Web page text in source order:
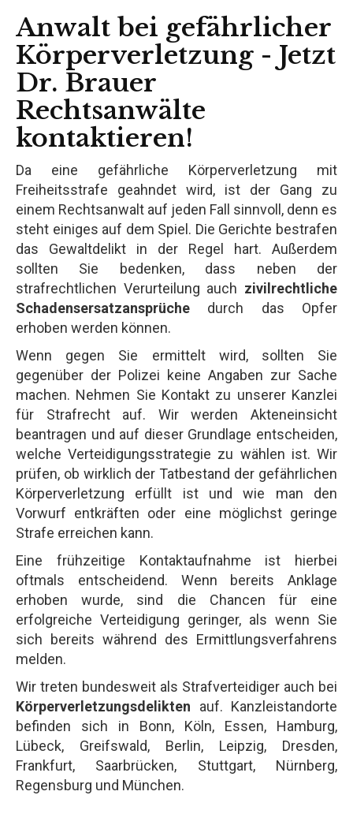
Anwalt bei gefährlicher
Körperverletzung - Jetzt
Dr. Brauer
Rechtsanwälte
kontaktieren!
Da eine gefährliche Körperverletzung mit
Freiheitsstrafe geahndet wird, ist der Gang zu
einem Rechtsanwalt auf jeden Fall sinnvoll, denn es
steht einiges auf dem Spiel. Die Gerichte bestrafen
das Gewaltdelikt in der Regel hart. Außerdem
sollten Sie bedenken, dass neben der
strafrechtlichen Verurteilung auch zivilrechtliche
Schadensersatzansprüche durch das Opfer
erhoben werden können.
Wenn gegen Sie ermittelt wird, sollten Sie
gegenüber der Polizei keine Angaben zur Sache
machen. Nehmen Sie Kontakt zu unserer Kanzlei
für Strafrecht auf. Wir werden Akteneinsicht
beantragen und auf dieser Grundlage entscheiden,
welche Verteidigungsstrategie zu wählen ist. Wir
prüfen, ob wirklich der Tatbestand der gefährlichen
Körperverletzung erfüllt ist und wie man den
Vorwurf entkräften oder eine möglichst geringe
Strafe erreichen kann.
Eine frühzeitige Kontaktaufnahme ist hierbei
oftmals entscheidend. Wenn bereits Anklage
erhoben wurde, sind die Chancen für eine
erfolgreiche Verteidigung geringer, als wenn Sie
sich bereits während des Ermittlungsverfahrens
melden.
Wir treten bundesweit als Strafverteidiger auch bei
Körperverletzungsdelikten auf. Kanzleistandorte
befinden sich in Bonn, Köln, Essen, Hamburg,
Lübeck, Greifswald, Berlin, Leipzig, Dresden,
Frankfurt, Saarbrücken, Stuttgart, Nürnberg,
Regensburg und München.